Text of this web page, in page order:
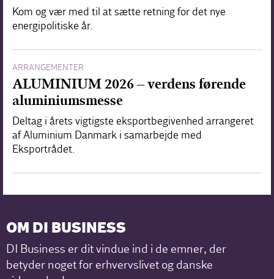
Kom og vær med til at sætte retning for det nye
energipolitiske år.
ARRANGEMENTER
ALUMINIUM 2026 – verdens førende
aluminiumsmesse
Deltag i årets vigtigste eksportbegivenhed arrangeret
af Aluminium Danmark i samarbejde med
Eksportrådet.
OM DI BUSINESS
DI Business er dit vindue ind i de emner, der
betyder noget for erhvervslivet og danske